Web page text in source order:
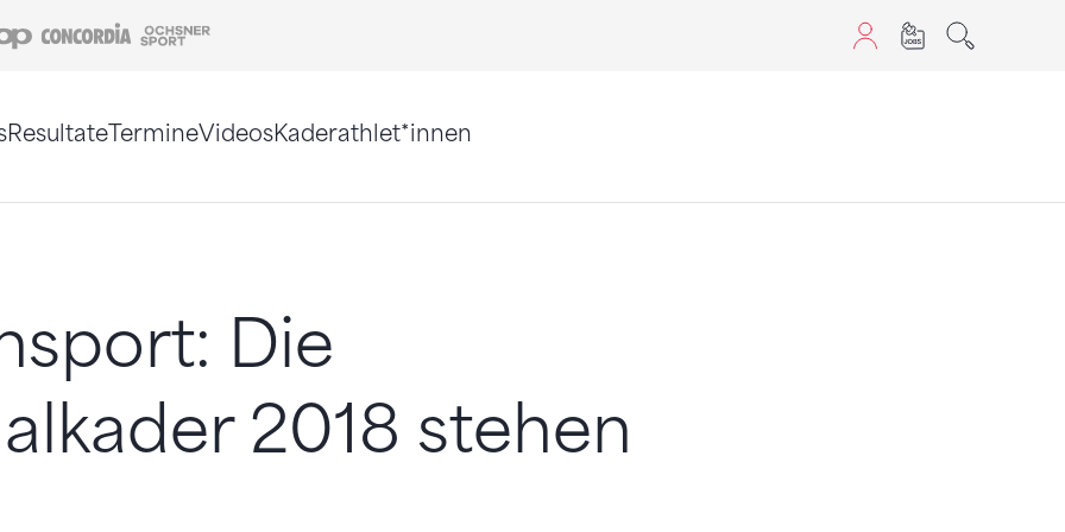
Coop Concordia
ResultateTermineVideosKaderathlet*innen
Die
2018 stehen